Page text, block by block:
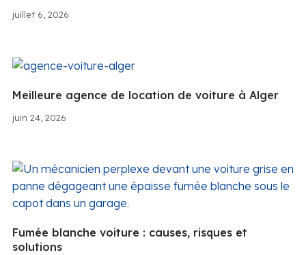
juillet 6, 2026
juin 24, 2026
Meilleure agence de location de voiture à Alger
Fumée blanche voiture : causes, risques et
solutions